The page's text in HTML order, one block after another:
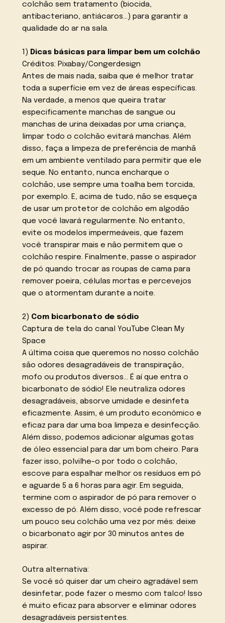
colchão sem tratamento (biocida,
antibacteriano, antiácaros…) para garantir a
qualidade do ar na sala.
1) Dicas básicas para limpar bem um colchão
Créditos: Pixabay/Congerdesign
Antes de mais nada, saiba que é melhor tratar
toda a superfície em vez de áreas específicas.
Na verdade, a menos que queira tratar
especificamente manchas de sangue ou
manchas de urina deixadas por uma criança,
limpar todo o colchão evitará manchas. Além
disso, faça a limpeza de preferência de manhã
em um ambiente ventilado para permitir que ele
seque. No entanto, nunca encharque o
colchão, use sempre uma toalha bem torcida,
por exemplo. E, acima de tudo, não se esqueça
de usar um protetor de colchão em algodão
que você lavará regularmente. No entanto,
evite os modelos impermeáveis, que fazem
você transpirar mais e não permitem que o
colchão respire. Finalmente, passe o aspirador
de pó quando trocar as roupas de cama para
remover poeira, células mortas e percevejos
que o atormentam durante a noite.
2) Com bicarbonato de sódio
Captura de tela do canal YouTube Clean My
Space
A última coisa que queremos no nosso colchão
são odores desagradáveis de transpiração,
mofo ou produtos diversos… É aí que entra o
bicarbonato de sódio! Ele neutraliza odores
desagradáveis, absorve umidade e desinfeta
eficazmente. Assim, é um produto econômico e
eficaz para dar uma boa limpeza e desinfecção.
Além disso, podemos adicionar algumas gotas
de óleo essencial para dar um bom cheiro. Para
fazer isso, polvilhe-o por todo o colchão,
escove para espalhar melhor os resíduos em pó
e aguarde 5 a 6 horas para agir. Em seguida,
termine com o aspirador de pó para remover o
excesso de pó. Além disso, você pode refrescar
um pouco seu colchão uma vez por mês: deixe
o bicarbonato agir por 30 minutos antes de
aspirar.
Outra alternativa:
Se você só quiser dar um cheiro agradável sem
desinfetar, pode fazer o mesmo com talco! Isso
é muito eficaz para absorver e eliminar odores
desagradáveis persistentes.